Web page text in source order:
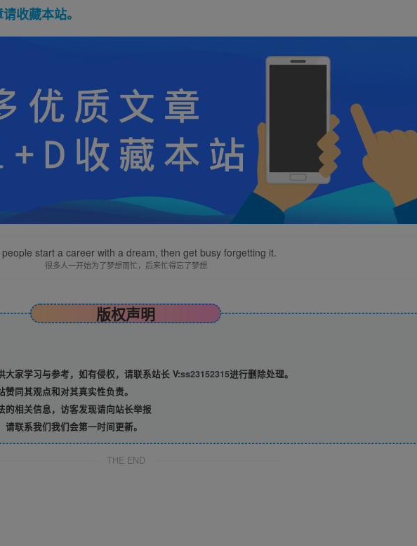
收藏本站。
start a career with a dream, then get busy forgetting it.
很多人一开始为了梦想而忙，后来忙得忘了梦想
版权声明
家学习与参考，如有侵权，请联系站长 V:ss23152315进行删除处理。
同其观点和对其真实性负责。
相关信息，访客发现请向站长举报
联系我们我们会第一时间更新。
THE END